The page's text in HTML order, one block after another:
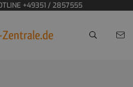
+49351 / 2857555